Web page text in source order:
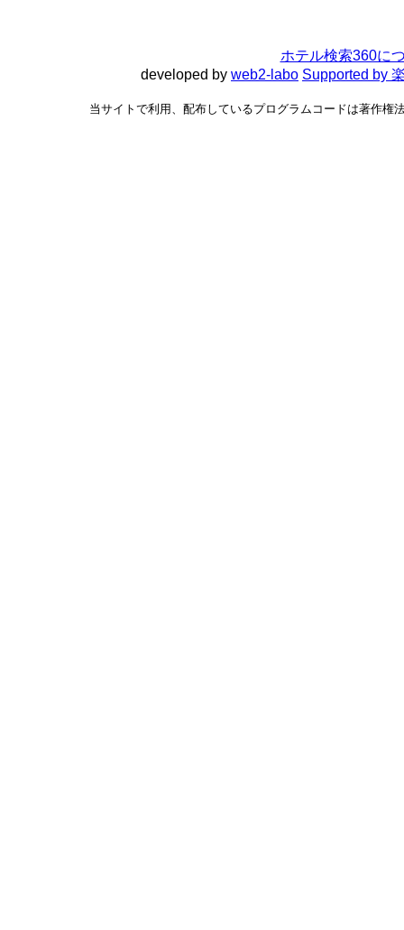
ホテル検索360に
developed by web2-labo Supported by
当サイトで利用、配布しているプログラムコードは著作